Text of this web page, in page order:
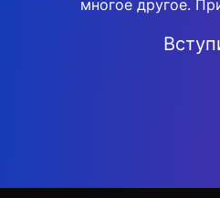
многое другое.